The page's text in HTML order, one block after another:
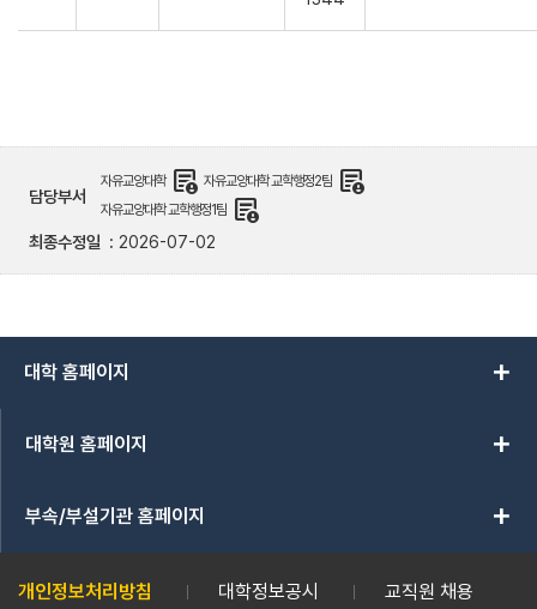
담당부서
자유교양대학 demography 자유교양대학 교학행정2팀 demography
자유교양대학 교학행정1팀 demography
최종수정일 2026-07-02
대학 홈페이지 add
대학원 홈페이지 add
부속/부설기관 홈페이지 add
개인정보처리방침 대학정보공시
교직원 채용